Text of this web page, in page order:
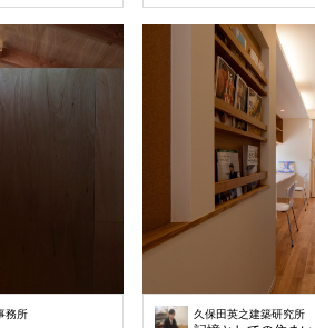
務所 久保田英之建築研究所